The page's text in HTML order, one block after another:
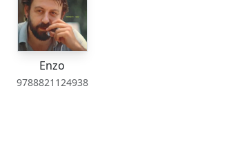
Enzo
9788821124938